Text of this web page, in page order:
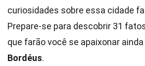
curiosidades sobre essa cidade
Prepare-se para descobrir 31
que farão você se apaixonar
Bordéus.